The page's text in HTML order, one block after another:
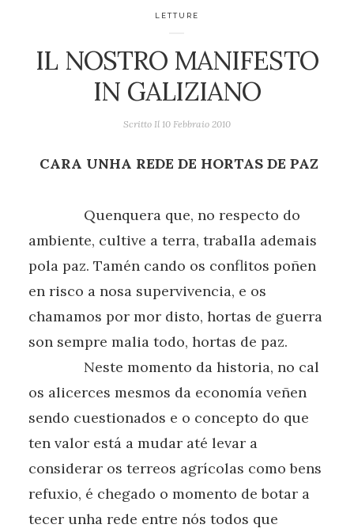
LETTURE
IL NOSTRO MANIFESTO
IN GALIZIANO
Scritto Il 10 Febbraio 2010
CARA UNHA REDE DE HORTAS DE PAZ
Quenquera que, no respecto do
ambiente, cultive a terra, traballa ademais
pola paz. Tamén cando os conflitos poñen
en risco a nosa supervivencia, e os
chamamos por mor disto, hortas de guerra
son sempre malia todo, hortas de paz.
Neste momento da historia, no cal
os alicerces mesmos da economía veñen
sendo cuestionados e o concepto do que
ten valor está a mudar até levar a
considerar os terreos agrícolas como bens
refuxio, é chegado o momento de botar a
tecer unha rede entre nós todos que